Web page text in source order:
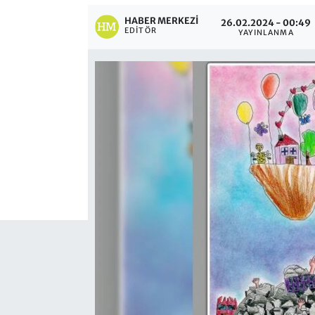
HABER MERKEZI
EDITÖR
26.02.2024 - 00:49
YAYINLANMA